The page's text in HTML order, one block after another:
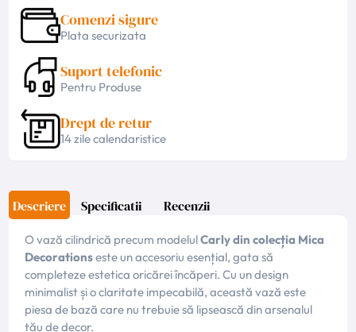
Comenzi sigure
Plata securizata
Suport telefonic
Pentru Produse
Drept de retur
14 zile calendaristice
Descriere Specificatii Recenzii
O vază cilindrică precum modelulCarly din colecția Mica
Decorationseste un accesoriu esențial, gata să
completeze estetica oricărei încăperi. Cu un design
minimalist și o claritate impecabilă, această vază este
piesa de bază care nu trebuie să lipsească din arsenalul
tău de decor.